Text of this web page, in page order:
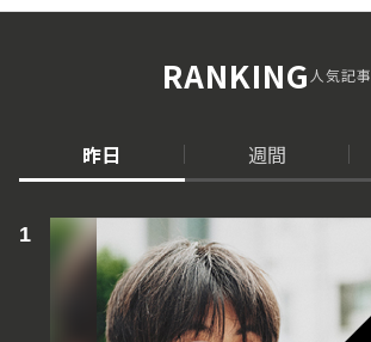
RANKING人気記事
昨日 週間